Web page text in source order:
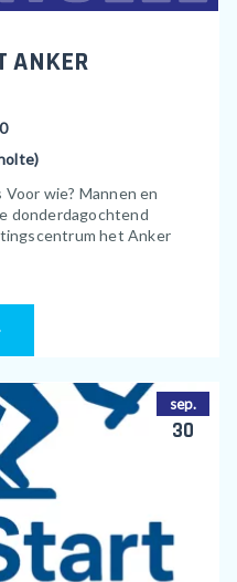
ANKER
wie? Mannen en
donderdagochtend
het Anker
sep.
30